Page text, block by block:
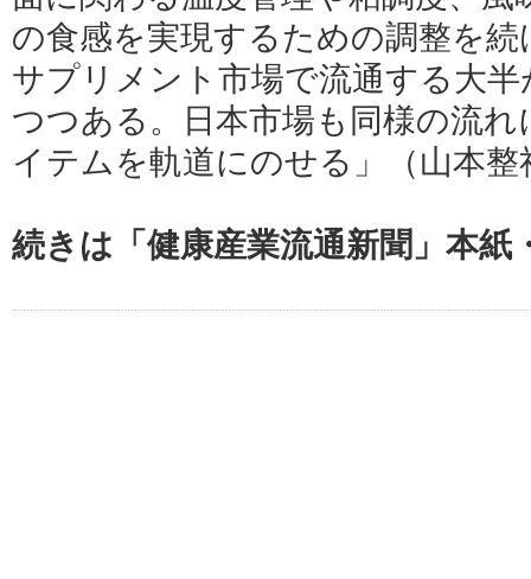
の食感を実現するための調整を
サプリメント市場で流通する大
つつある。日本市場も同様の流
イテムを軌道にのせる」（山本
続きは「健康産業流通新聞」本紙